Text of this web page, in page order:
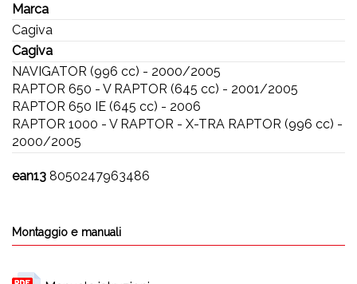
Marca
Cagiva
Cagiva
NAVIGATOR (996 cc) - 2000/2005
RAPTOR 650 - V RAPTOR (645 cc) - 2001/2005
RAPTOR 650 IE (645 cc) - 2006
RAPTOR 1000 - V RAPTOR - X-TRA RAPTOR (996 cc) -
2000/2005
ean13 8050247963486
Montaggio e manuali